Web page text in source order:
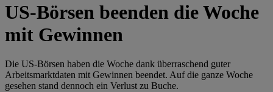
US-Börsen beenden die Woche
mit Gewinnen
Die US-Börsen haben die Woche dank überraschend guter
Arbeitsmarktdaten mit Gewinnen beendet. Auf die ganze Woche
gesehen stand dennoch ein Verlust zu Buche.